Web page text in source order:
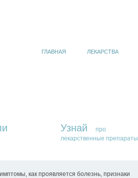
ГЛАВНАЯ ЛЕКАРСТВА
Узнай
про
лекарственные препараты
как проявляется болезнь, признаки